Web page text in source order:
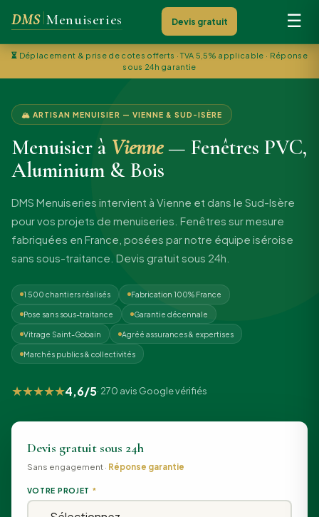
DMS Menuiseries Devis gratuit ☰
⏳ Déplacement & prise de cotes offerts · TVA 5,5% applicable · Réponse
sous 24h garantie
🏔 ARTISAN MENUISIER — VIENNE & SUD-ISÈRE
Menuisier à Vienne— Fenêtres PVC,
Aluminium & Bois
DMS Menuiseries intervient à Vienne et dans le Sud-Isère
pour vos projets de menuiseries. Fenêtres sur mesure
fabriquées en France, posées par notre équipe iséroise
sans sous-traitance. Devis gratuit sous 24h.
1 500 chantiers réalisés Fabrication 100% France
Pose sans sous-traitance Garantie décennale
Vitrage Saint-Gobain Agréé assurances & expertises
Marchés publics & collectivités
★★★★★4,6/5· 270 avis Google vérifiés
Devis gratuit sous 24h
Sans engagement · Réponse garantie
VOTRE PROJET *